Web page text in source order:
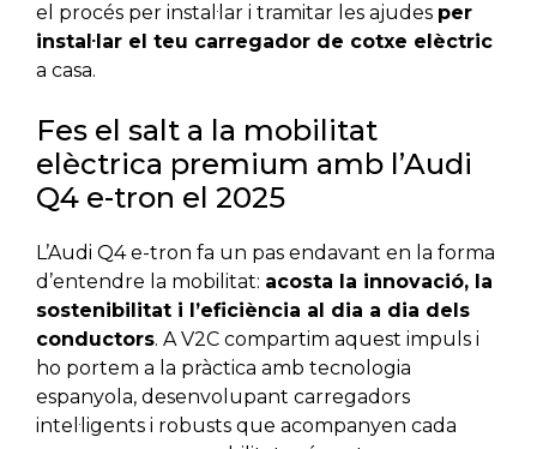
el procés per instal·lar i tramitar les ajudes per
instal·lar el teu carregador de cotxe elèctric
a casa.
Fes el salt a la mobilitat
elèctrica premium amb l’Audi
Q4 e-tron el 2025
L’Audi Q4 e-tron fa un pas endavant en la forma
d’entendre la mobilitat: acosta la innovació, la
sostenibilitat i l’eficiència al dia a dia dels
conductors. A V2C compartim aquest impuls i
ho portem a la pràctica amb tecnologia
espanyola, desenvolupant carregadors
intel·ligents i robusts que acompanyen cada